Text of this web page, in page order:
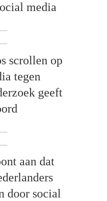
media
scrollen op
tegen
geeft
aan dat
door social